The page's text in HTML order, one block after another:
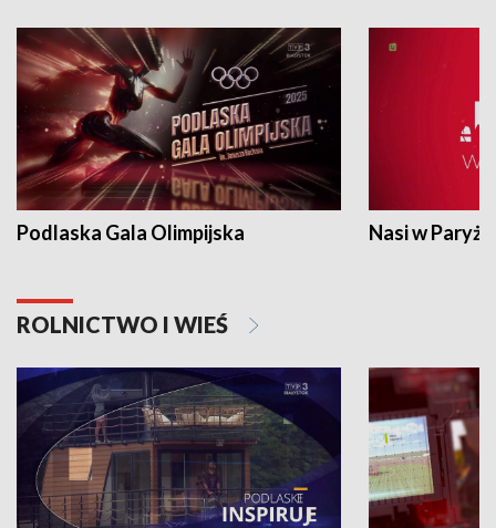
Podlaska Gala Olimpijska Nasi w Paryżu
ROLNICTWO I WIEŚ